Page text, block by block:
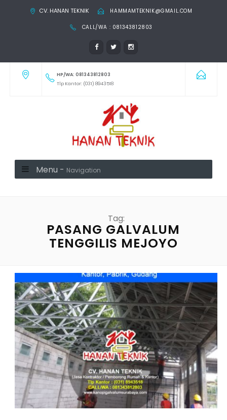
CV. HANAN TEKNIK HAMMAMTEKNIK@GMAIL.COM
CALL/WA : 081343812803
HP/WA: 081343812803
Tlp Kantor: (031) 8943518
Menu - Navigation
Tag:
PASANG GALVALUM
TENGGILIS MEJOYO